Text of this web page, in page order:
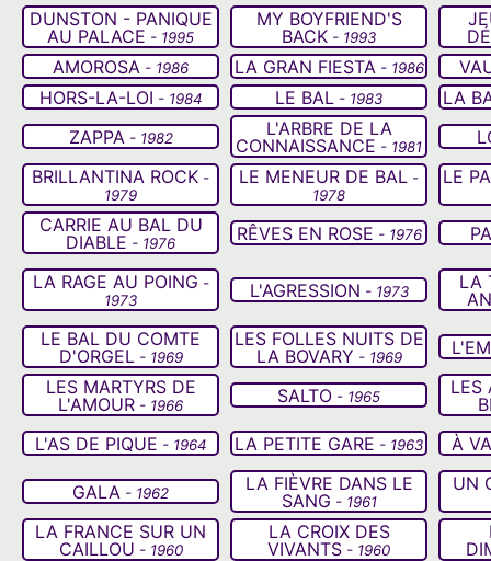
DUNSTON - PANIQUE
AU PALACE - 1995
MY BOYFRIEND'S
BACK - 1993
AMOROSA - 1986 LA GRAN FIESTA - 1986
HORS-LA-LOI - 1984 LE BAL - 1983
LA
ZAPPA - 1982
L'ARBRE DE LA
CONNAISSANCE - 1981
BRILLANTINA ROCK -
1979
LE MENEUR DE BAL -
1978
LE
CARRIE AU BAL DU
DIABLE - 1976 RÊVES EN ROSE - 1976
LA RAGE AU POING -
1973
L'AGRESSION - 1973
LA
LE BAL DU COMTE
D'ORGEL - 1969
LES FOLLES NUITS DE
LA BOVARY - 1969
LES MARTYRS DE
L'AMOUR - 1966 SALTO - 1965
LES
L'AS DE PIQUE - 1964 LA PETITE GARE - 1963 À
GALA - 1962
LA FIÈVRE DANS LE
SANG - 1961
UN
LA FRANCE SUR UN
CAILLOU - 1960
LA CROIX DES
VIVANTS - 1960